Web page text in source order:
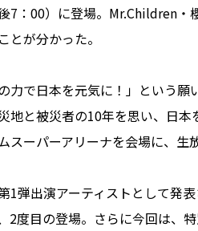
7：00）に登場。Mr.Children
とが分かった。
力で日本を元気に！」という願
地と被災者の10年を思い、日
スーパーアリーナを会場に、生
1弾出演アーティストとして発
2度目の登場。さらに今回は、